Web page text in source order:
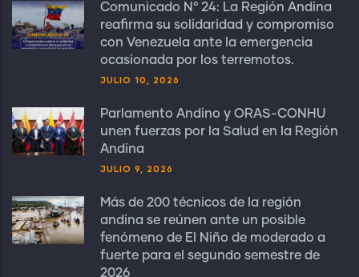
Comunicado N° 24: La Región Andina
reafirma su solidaridad y compromiso
con Venezuela ante la emergencia
ocasionada por los terremotos.
JULIO 10, 2026
Parlamento Andino y ORAS-CONHU
unen fuerzas por la Salud en la Región
Andina
JULIO 9, 2026
Más de 200 técnicos de la región
andina se reúnen ante un posible
fenómeno de El Niño de moderado a
fuerte para el segundo semestre de
2026